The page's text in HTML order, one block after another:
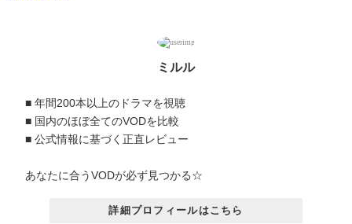
ミルル
■ 年間200本以上のドラマを視聴
■ 国内のほぼ全てのVODを比較
■ 公式情報に基づく正直レビュー
あなたに合うVODが必ず見つかる☆
詳細プロフィールはこちら